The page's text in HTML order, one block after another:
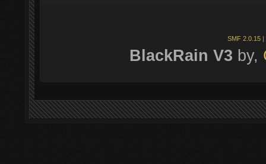
SMF 2.0.15 |
BlackRain V3 by,